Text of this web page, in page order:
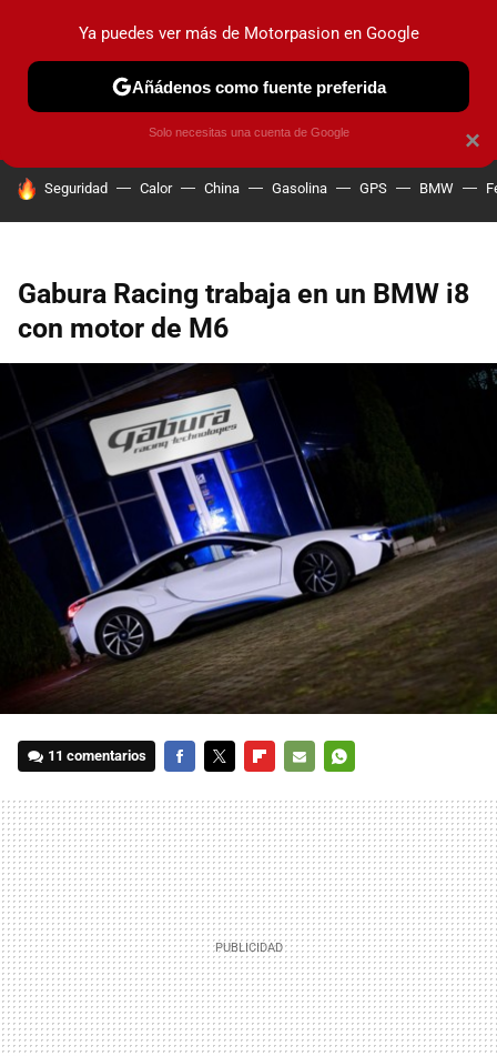
PRUEBAS COCHES ELÉCTRICOS OBSERVATORIO
HOY SE HABLA DE
Seguridad Calor China Gasolina GPS BMW
Gabura Racing trabaja en un BMW i8
con motor de M6
11 comentarios
MAIL
×
Ya puedes ver más de Motorpasion en Google
Añádenos como fuente preferida
Solo necesitas una cuenta de Google